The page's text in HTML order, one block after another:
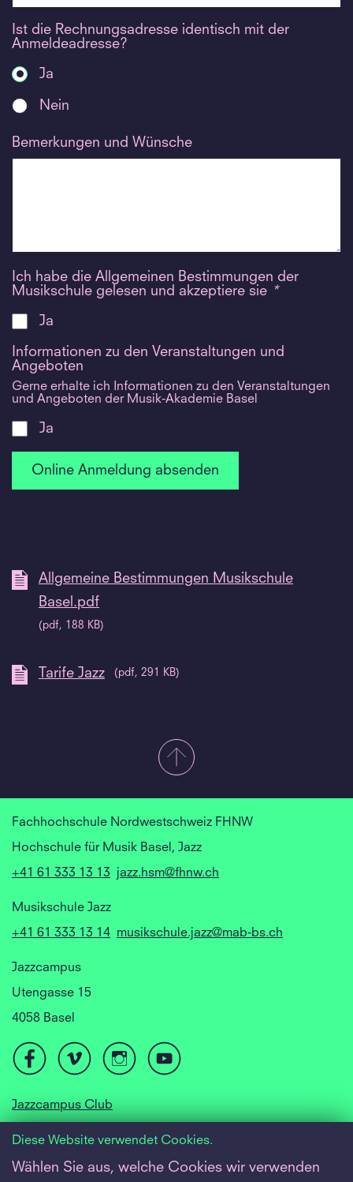
Ist die Rechnungsadresse identisch mit der
Anmeldeadresse?
Ja
Nein
Bemerkungen und Wünsche
Ich habe die Allgemeinen Bestimmungen der
Musikschule gelesen und akzeptiere sie *
Ja
Informationen zu den Veranstaltungen und
Angeboten
Gerne erhalte ich Informationen zu den Veranstaltungen
und Angeboten der Musik-Akademie Basel
Ja
Allgemeine Bestimmungen Musikschule
Basel.pdf
(pdf, 188 KB)
Tarife Jazz (pdf, 291 KB)
Fachhochschule Nordwestschweiz FHNW
Hochschule für Musik Basel, Jazz
+41 61 333 13 13
jazz.hsm@fhnw.ch
Musikschule Jazz
+41 61 333 13 14 musikschule.jazz@mab-bs.ch
Jazzcampus
Utengasse 15
4058 Basel
Jazzcampus Club
Diese Website verwendet Cookies.
Wählen Sie aus, welche Cookies wir verwenden